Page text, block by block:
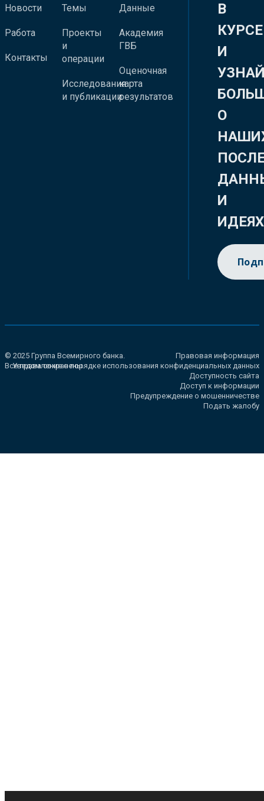
Новости
Работа
Контакты
Темы
Проекты
и
операции
Исследования
и публикации
Данные
Академия
ГВБ
Оценочная
карта
результатов
В
КУРСЕ
И
О
И
ИДЕЯХ
© 2025 Группа Всемирного банка.
Все права сохранены.
Правовая информация
Уведомление о порядке использования конфиденциальных данных
Доступность сайта
Доступ к информации
Предупреждение о мошенничестве
Подать жалобу